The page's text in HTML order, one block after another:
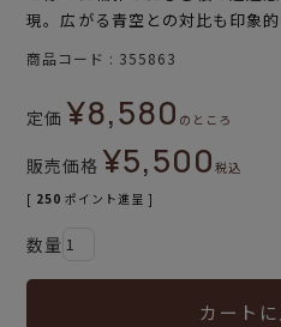
現。広がる青空との対比も印象的
商品コード 355863
定価 ¥8,580 のところ
販売価格 ¥5,500税込
[ 250 ポイント進呈 ]
カート